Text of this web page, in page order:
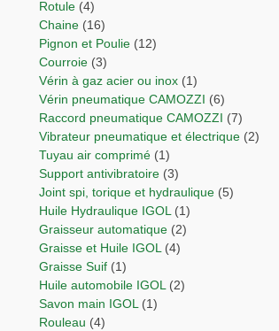
Rotule (4)
Chaine (16)
Pignon et Poulie (12)
Courroie (3)
Vérin à gaz acier ou inox (1)
Vérin pneumatique CAMOZZI (6)
Raccord pneumatique CAMOZZI (7)
Vibrateur pneumatique et électrique (2)
Tuyau air comprimé (1)
Support antivibratoire (3)
Joint spi, torique et hydraulique (5)
Huile Hydraulique IGOL (1)
Graisseur automatique (2)
Graisse et Huile IGOL (4)
Graisse Suif (1)
Huile automobile IGOL (2)
Savon main IGOL (1)
Rouleau (4)